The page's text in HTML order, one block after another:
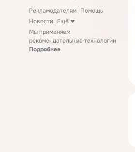
Рекламодателям Помощь
Новости Ещё
Мы применяем
рекомендательные технологии
Подробнее